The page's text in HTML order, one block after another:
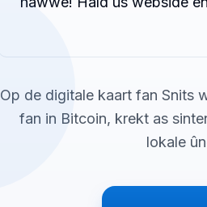
Op de digitale kaart fan Snits
fan in Bitcoin, krekt as
lokale